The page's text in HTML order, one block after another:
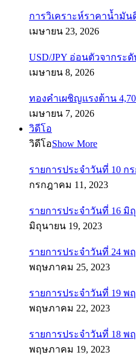
การวิเคราะห์ราคาน้ำมั
เมษายน 23, 2026
USD/JPY อ่อนตัวจากระ
เมษายน 8, 2026
ทองคำเผชิญแรงต้าน
เมษายน 7, 2026
วิดีโอ
วิดีโอShow More
รายการประจำวันที่ 10 ก
กรกฎาคม 11, 2023
รายการประจำวันที่ 16 มิ
มิถุนายน 19, 2023
รายการประจำวันที่ 24
พฤษภาคม 25, 2023
รายการประจำวันที่ 19 พ
พฤษภาคม 22, 2023
รายการประจำวันที่ 18
พฤษภาคม 19, 2023